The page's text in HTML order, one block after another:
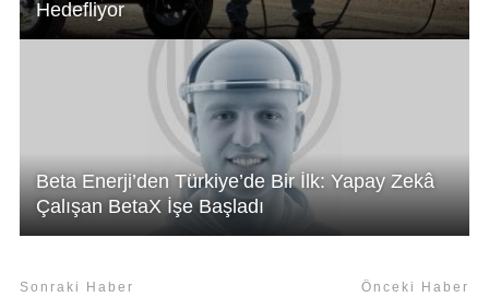
Hedefliyor
Beta Enerji’den Türkiye’de Bir İlk: Yapay Zekâ
Çalışan BetaX İşe Başladı
Sonraki Haber Önceki Haber